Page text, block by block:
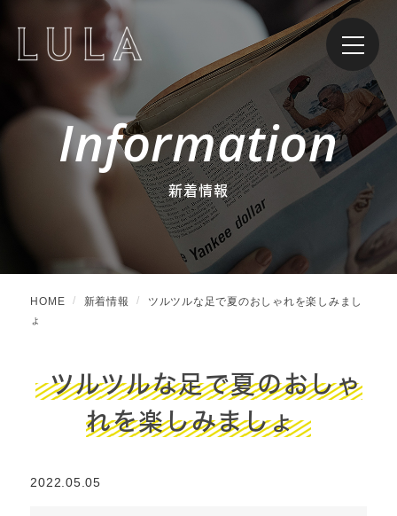
Information
新着情報
HOME 新着情報
ツルツルな足で夏のおしゃれを楽しみまし
ょ
ツルツルな足で夏のおしゃ
れを楽しみましょ
2022.05.05